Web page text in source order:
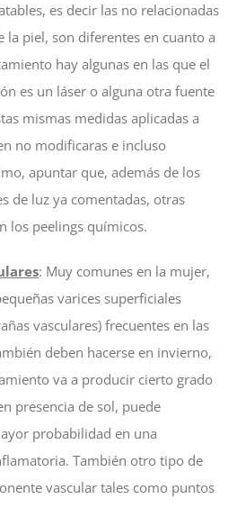
es decir las no relacionadas
la piel, son diferentes en cuanto a
hay algunas en las que el
es un láser o alguna otra fuente
mismas medidas aplicadas a
no modificaras e incluso
apuntar que, además de los
de luz ya comentadas, otras
los peelings químicos.
: Muy comunes en la mujer,
varices superficiales
vasculares) frecuentes en las
deben hacerse en invierno,
va a producir cierto grado
presencia de sol, puede
probabilidad en una
También otro tipo de
vascular tales como puntos